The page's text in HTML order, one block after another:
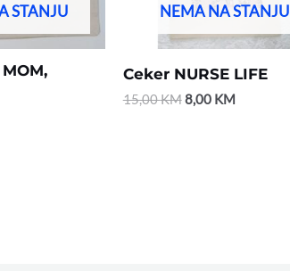
STANJU NEMA NA STANJU
Ceker NURSE LIFE
15,00KM8,00 KM